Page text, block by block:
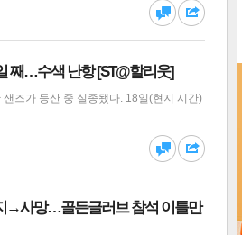
댓글 공유
댓글 공유
째…수색 난항 [ST@할리웃]
즈가 등산 중 실종됐다. 18일(현지 시간)
→사망…골든글러브 참석 이틀만